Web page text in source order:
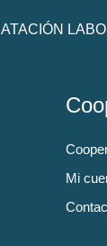
Mi